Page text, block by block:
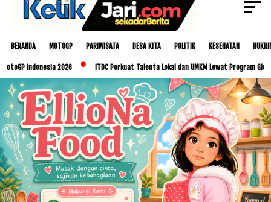
BERANDA MOTOGP PARIWISATA DESA KITA POLITIK KESEHATAN
2026 ITDC Perkuat Talenta Lokal dan UMKM Lewat Program Glorious Golo